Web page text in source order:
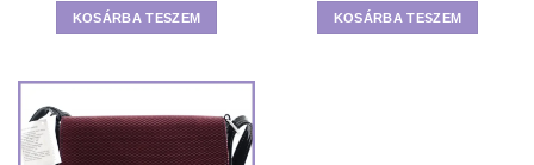
was:
14690 Ft.11990 Ft.
KOSÁRBA TESZEM
was:
16790 Ft.12190
KOSÁRBA TESZEM